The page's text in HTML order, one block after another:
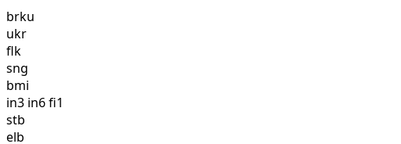
brku
ukr
flk
sng
bmi
in3 in6 fi1
stb
elb